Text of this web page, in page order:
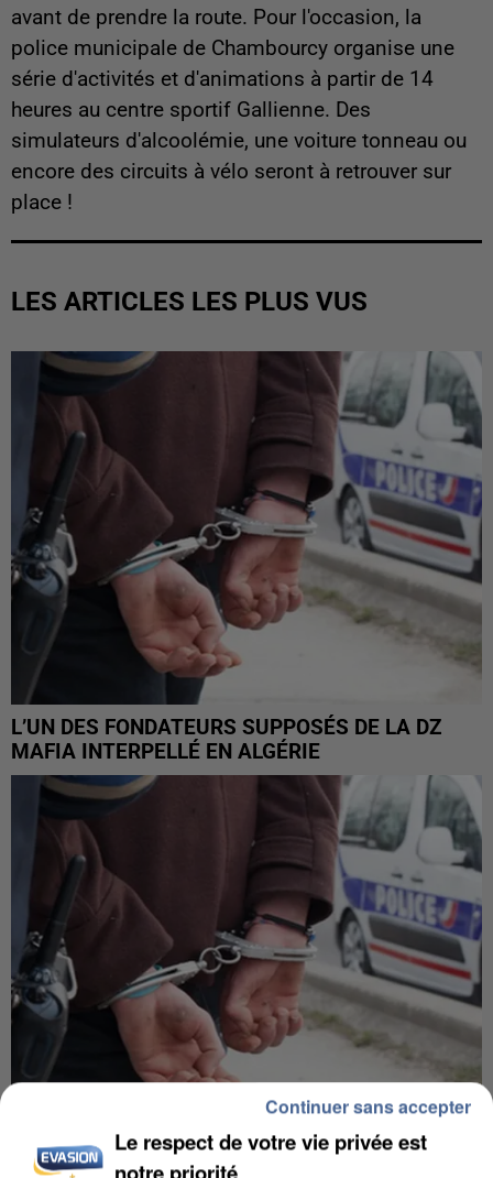
avant de prendre la route. Pour l'occasion, la
police municipale de Chambourcy organise une
série d'activités et d'animations à partir de 14
heures au centre sportif Gallienne. Des
simulateurs d'alcoolémie, une voiture tonneau ou
encore des circuits à vélo seront à retrouver sur
place !
LES ARTICLES LES PLUS VUS
L’UN DES FONDATEURS SUPPOSÉS DE LA DZ
MAFIA INTERPELLÉ EN ALGÉRIE
UN SECOND CADRE DE LA DZ MAFIA
Le respect de votre vie privée est
notre priorité
Continuer sans accepter